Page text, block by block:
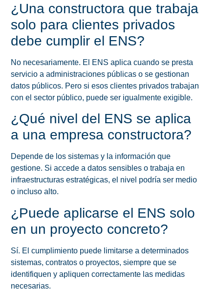
¿Una constructora que trabaja
solo para clientes privados
debe cumplir el ENS?
No necesariamente. El ENS aplica cuando se presta
servicio a administraciones públicas o se gestionan
datos públicos. Pero si esos clientes privados trabajan
con el sector público, puede ser igualmente exigible.
¿Qué nivel del ENS se aplica
a una empresa constructora?
Depende de los sistemas y la información que
gestione. Si accede a datos sensibles o trabaja en
infraestructuras estratégicas, el nivel podría ser medio
o incluso alto.
¿Puede aplicarse el ENS solo
en un proyecto concreto?
Sí. El cumplimiento puede limitarse a determinados
sistemas, contratos o proyectos, siempre que se
identifiquen y apliquen correctamente las medidas
necesarias.